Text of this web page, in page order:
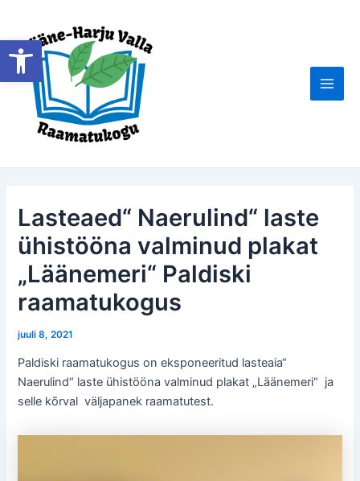
Open toolbar
content
Main
Lasteaed“ Naerulind“ laste
ühistööna valminud plakat
„Läänemeri“ Paldiski
raamatukogus
juuli 8, 2021
Paldiski raamatukogus on eksponeeritud lasteaia“
Naerulind“ laste ühistööna valminud plakat „Läänemeri“ ja
selle kõrval väljapanek raamatutest.